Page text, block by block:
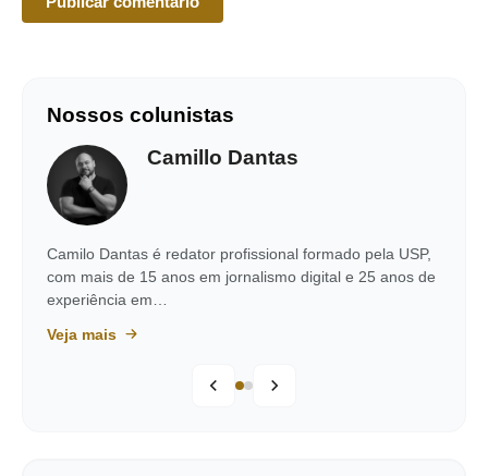
Nossos colunistas
Camillo Dantas
Camilo Dantas é redator profissional formado pela USP,
com mais de 15 anos em jornalismo digital e 25 anos de
experiência em…
Veja mais